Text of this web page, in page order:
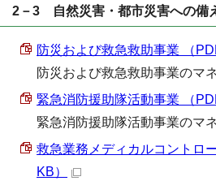
2－3 自然災害・都市災害への備
防災および救急救助事業 （
防災および救急救助事業のマ
緊急消防援助隊活動事業 （
緊急消防援助隊活動事業のマ
救急業務メディカルコントロ
KB）